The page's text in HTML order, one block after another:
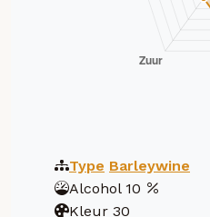
Type Barleywine
Alcohol 10
Kleur 30